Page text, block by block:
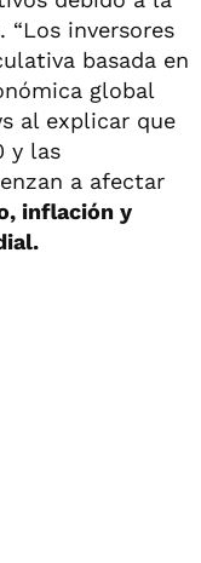
“Los inversores
basada en
global
al explicar que
y las
a afectar
inflación y